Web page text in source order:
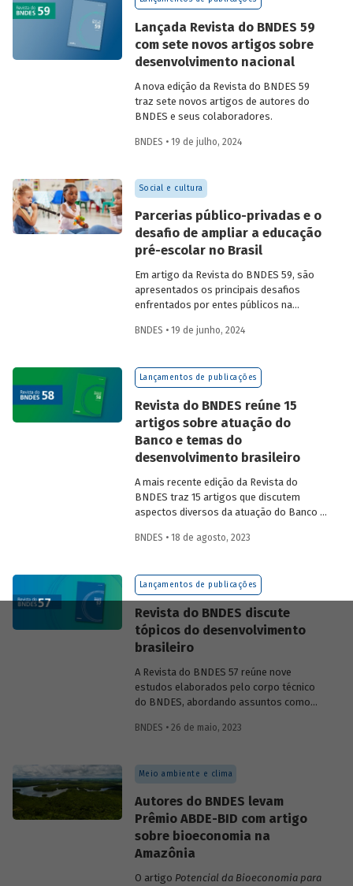
Lançada Revista do BNDES 59
com sete novos artigos sobre
desenvolvimento nacional
A nova edição da Revista do BNDES 59
traz sete novos artigos de autores do
BNDES e seus colaboradores.
BNDES • 19 de julho, 2024
Social e cultura
Parcerias público-privadas e o
desafio de ampliar a educação
pré-escolar no Brasil
Em artigo da Revista do BNDES 59, são
apresentados os principais desafios
enfrentados por entes públicos na
como aprendizados e possíveis soluções
na experiência das equipes do BNDES.
BNDES • 19 de junho, 2024
Lançamentos de publicações
Revista do BNDES reúne 15
artigos sobre atuação do
Banco e temas do
desenvolvimento brasileiro
A mais recente edição da Revista do
BNDES traz 15 artigos que discutem
aspectos diversos da atuação do Banco e
nacional.
BNDES • 18 de agosto, 2023
Lançamentos de publicações
Revista do BNDES discute
tópicos do desenvolvimento
brasileiro
A Revista do BNDES 57 reúne nove
estudos elaborados pelo corpo técnico
do BNDES, abordando assuntos como
saúde no território da Amazônia Legal,
BNDES • 26 de maio, 2023
Meio ambiente e clima
Autores do BNDES levam
Prêmio ABDE-BID com artigo
sobre bioeconomia na
Amazônia
O artigo Potencial da Bioeconomia para